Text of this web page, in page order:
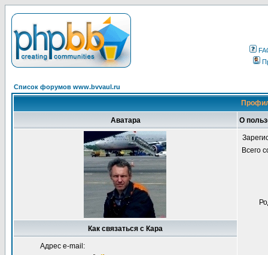
Список форумов www.bvvaul.ru
Аватара О
Всего
Как связаться с Кара
Адрес e-mail: